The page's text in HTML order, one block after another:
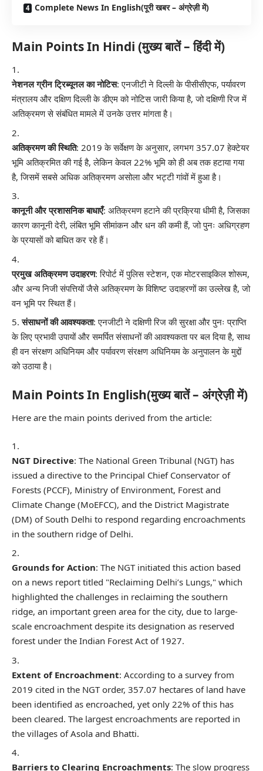
Complete News In English(पूरी खबर – अंग्रेज़ी में)
Main Points In Hindi (मुख्य बातें – हिंदी में)
नेशनल ग्रीन ट्रिब्यूनल का नोटिस: एनजीटी ने दिल्ली के पीसीसीएफ, पर्यावरण
मंत्रालय और दक्षिण दिल्ली के डीएम को नोटिस जारी किया है, जो दक्षिणी रिज में
अतिक्रमण से संबंधित मामले में उनके उत्तर मांगता है।
अतिक्रमण की स्थिति: 2019 के सर्वेक्षण के अनुसार, लगभग 357.07 हेक्टेयर
भूमि अतिक्रमित की गई है, लेकिन केवल 22% भूमि को ही अब तक हटाया गया
है, जिसमें सबसे अधिक अतिक्रमण असोला और भट्टी गांवों में हुआ है।
कानूनी और प्रशासनिक बाधाएँ: अतिक्रमण हटाने की प्रक्रिया धीमी है, जिसका
कारण कानूनी देरी, लंबित भूमि सीमांकन और धन की कमी हैं, जो पुनः अधिग्रहण
के प्रयासों को बाधित कर रहे हैं।
प्रमुख अतिक्रमण उदाहरण: रिपोर्ट में पुलिस स्टेशन, एक मोटरसाइकिल शोरूम,
और अन्य निजी संपत्तियों जैसे अतिक्रमण के विशिष्ट उदाहरणों का उल्लेख है, जो
वन भूमि पर स्थित हैं।
संसाधनों की आवश्यकता: एनजीटी ने दक्षिणी रिज की सुरक्षा और पुनः प्राप्ति
के लिए प्रभावी उपायों और समर्पित संसाधनों की आवश्यकता पर बल दिया है, साथ
ही वन संरक्षण अधिनियम और पर्यावरण संरक्षण अधिनियम के अनुपालन के मुद्दों
को उठाया है।
Main Points In English(मुख्य बातें – अंग्रेज़ी में)
Here are the main points derived from the article:
NGT Directive: The National Green Tribunal (NGT) has
issued a directive to the Principal Chief Conservator of
Forests (PCCF), Ministry of Environment, Forest and
Climate Change (MoEFCC), and the District Magistrate
(DM) of South Delhi to respond regarding encroachments
in the southern ridge of Delhi.
Grounds for Action: The NGT initiated this action based
on a news report titled "Reclaiming Delhi’s Lungs," which
highlighted the challenges in reclaiming the southern
ridge, an important green area for the city, due to large-
scale encroachment despite its designation as reserved
forest under the Indian Forest Act of 1927.
Extent of Encroachment: According to a survey from
2019 cited in the NGT order, 357.07 hectares of land have
been identified as encroached, yet only 22% of this has
been cleared. The largest encroachments are reported in
the villages of Asola and Bhatti.
Barriers to Clearing Encroachments: The slow progress